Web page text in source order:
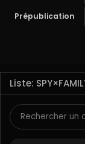
Prépublication
Liste: